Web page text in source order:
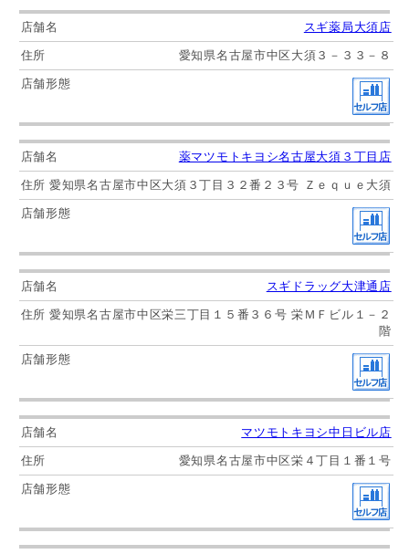
スギ薬局大須店
愛知県名古屋市中区大須３－３３－８
薬マツモトキヨシ名古屋大須３丁目店
愛知県名古屋市中区大須３丁目３２番２３号 Ｚｅｑｕｅ大須
スギドラッグ大津通店
愛知県名古屋市中区栄三丁目１５番３６号 栄ＭＦビル１－２
階
マツモトキヨシ中日ビル店
愛知県名古屋市中区栄４丁目１番１号